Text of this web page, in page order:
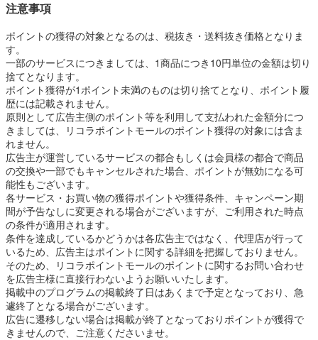
注意事項
ポイントの獲得の対象となるのは、税抜き・送料抜き価格となりま
す。
一部のサービスにつきましては、1商品につき10円単位の金額は切り
捨てとなります。
ポイント獲得が1ポイント未満のものは切り捨てとなり、ポイント履
歴には記載されません。
原則として広告主側のポイント等を利用して支払われた金額分につ
きましては、リコラポイントモールのポイント獲得の対象には含ま
れません。
広告主が運営しているサービスの都合もしくは会員様の都合で商品
の交換や一部でもキャンセルされた場合、ポイントが無効になる可
能性もございます。
各サービス・お買い物の獲得ポイントや獲得条件、キャンペーン期
間が予告なしに変更される場合がございますが、ご利用された時点
の条件が適用されます。
条件を達成しているかどうかは各広告主ではなく、代理店が行って
いるため、広告主はポイントに関する詳細を把握しておりません。
そのため、リコラポイントモールのポイントに関するお問い合わせ
を広告主様に直接行わないようお願いいたします。
掲載中のプログラムの掲載終了日はあくまで予定となっており、急
遽終了となる場合がございます。
広告に遷移しない場合は掲載が終了となっておりポイントが獲得で
きませんので、ご注意くださいませ。